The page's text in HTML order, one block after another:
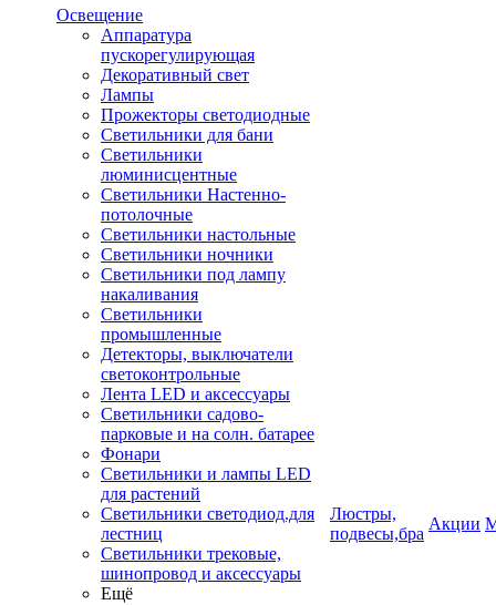
Освещение
Аппаратура
пускорегулирующая
Декоративный свет
Лампы
Прожекторы светодиодные
Светильники для бани
Светильники
люминисцентные
Светильники Настенно-
потолочные
Светильники настольные
Светильники ночники
Светильники под лампу
накаливания
Светильники
промышленные
Детекторы, выключатели
светоконтрольные
Лента LED и аксессуары
Светильники садово-
парковые и на солн. батарее
Фонари
Светильники и лампы LED
для растений
Светильники светодиод.для
лестниц
Светильники трековые,
шинопровод и аксессуары
Ещё
Люстры,
подвесы,бра
Акции